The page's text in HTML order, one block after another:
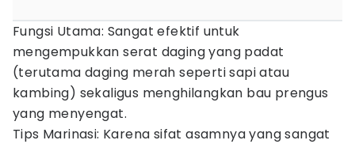
Fungsi Utama: Sangat efektif untuk
mengempukkan serat daging yang padat
(terutama daging merah seperti sapi atau
kambing) sekaligus menghilangkan bau prengus
yang menyengat.
Tips Marinasi: Karena sifat asamnya yang sangat